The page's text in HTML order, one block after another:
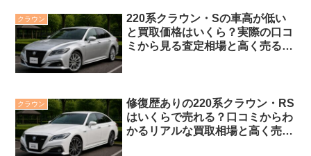
クラウン
220系クラウン・Sの車高が低い
と買取価格はいくら？実際の口コ
ミから見る査定相場と高く売るコ
クラウン
修復歴ありの220系クラウン・RS
はいくらで売れる？口コミからわ
かるリアルな買取相場と高く売る